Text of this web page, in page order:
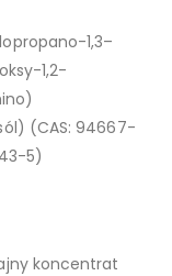
1,3–
1,2-
(CAS: 94667-
5)
koncentrat